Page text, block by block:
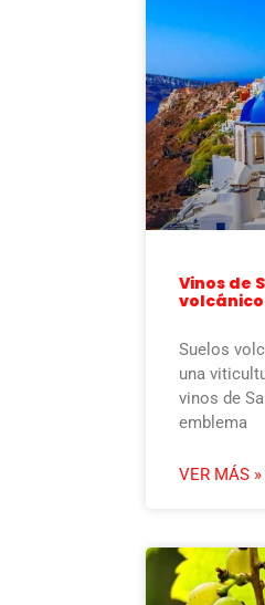
Vinos de
Suelos
una
vinos de
emblema
VER MÁS »